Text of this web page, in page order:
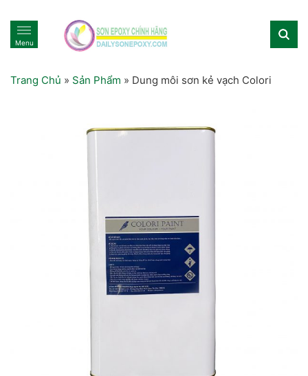
Menu
Trang Chủ » Sản Phẩm » Dung môi sơn kẻ vạch Colori